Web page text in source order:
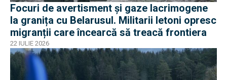
Focuri de avertisment și gaze lacrimogene
la granița cu Belarusul. Militarii letoni opresc
migranții care încearcă să treacă frontiera
22 IULIE 2026